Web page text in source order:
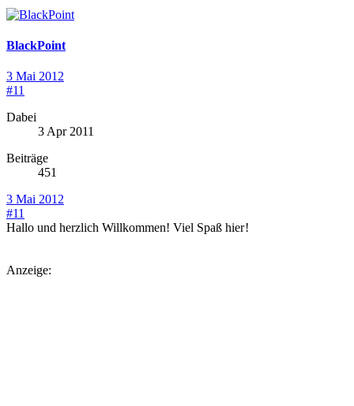
BlackPoint
3 Mai 2012
#11
Dabei
3 Apr 2011
Beiträge
451
3 Mai 2012
#11
Hallo und herzlich Willkommen! Viel Spaß hier!
Anzeige: